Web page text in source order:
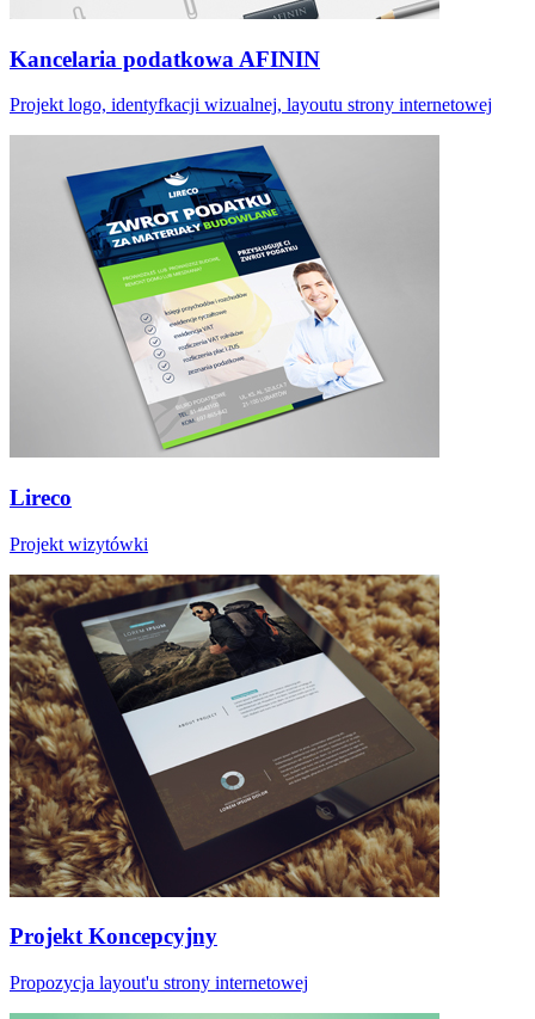
Kancelaria podatkowa AFININ
Projekt logo, identyfkacji wizualnej, layoutu strony internetowej
Lireco
Projekt wizytówki
Projekt Koncepcyjny
Propozycja layout'u strony internetowej